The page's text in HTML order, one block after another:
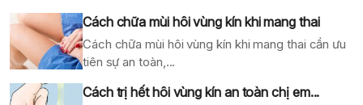
Cách chữa mùi hôi vùng kín khi mang thai
Cách chữa mùi hôi vùng kín khi mang thai cần ưu
tiên sự an toàn,...
Cách trị hết hôi vùng kín an toàn chị em...